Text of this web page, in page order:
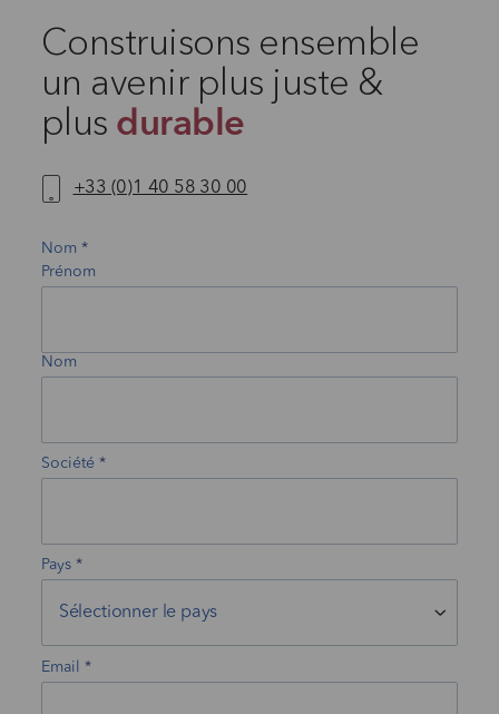
Construisons ensemble
un avenir plus juste &
plus durable
+33 (0)1 40 58 30 00
Nom
Prénom
Nom
Société
Pays
Email